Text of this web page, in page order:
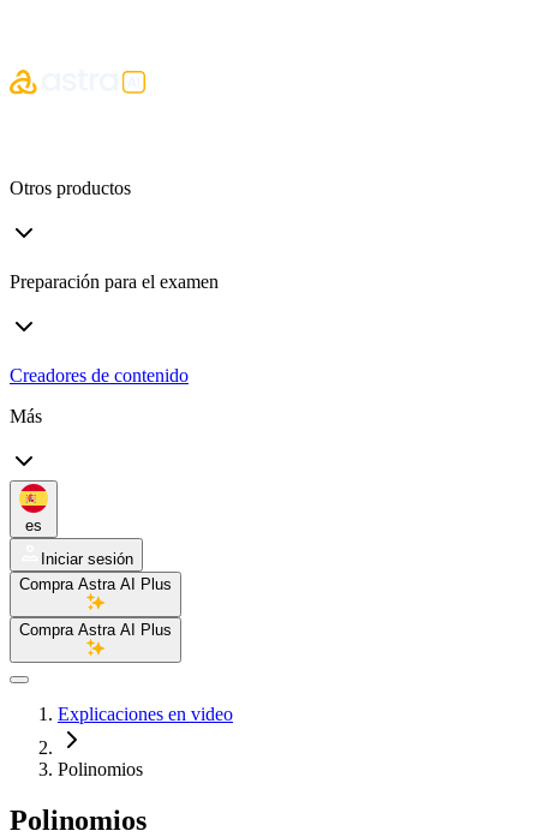
Otros productos
Preparación para el examen
Creadores de contenido
Más
es
Iniciar sesión
Compra Astra AI Plus
Compra Astra AI Plus
Explicaciones en video
Polinomios
Polinomios